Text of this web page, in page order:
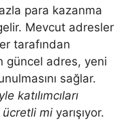
para kazanma
Mevcut adresler
tarafından
güncel adres, yeni
sağlar.
katılımcıları
ücretli mi yarışıyor.